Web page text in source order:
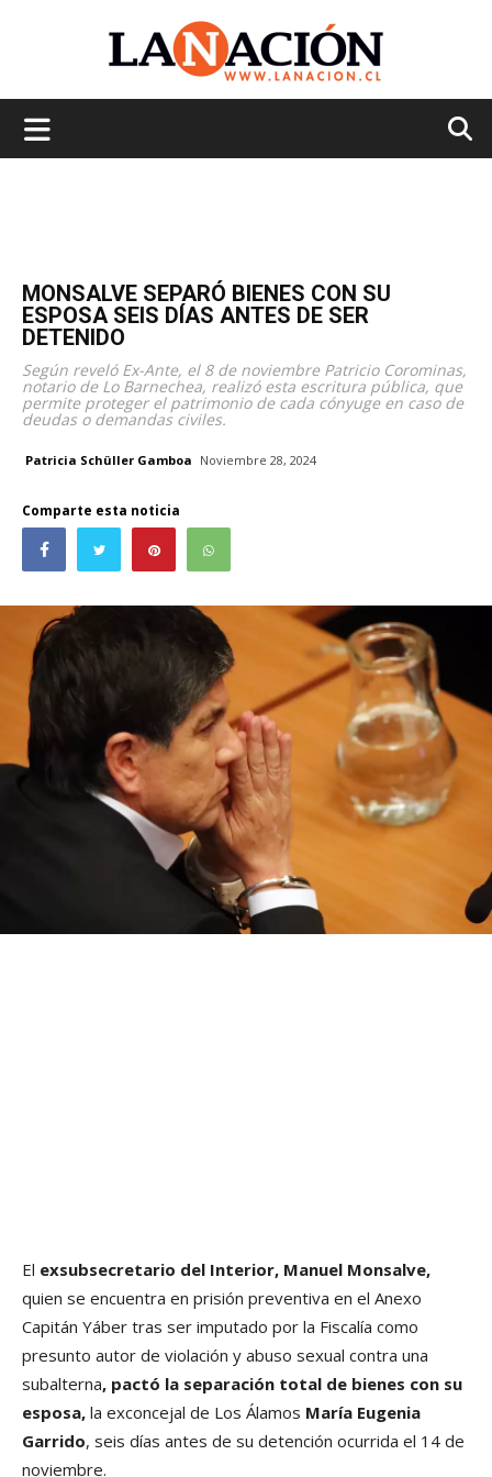
MONSALVE SEPARÓ BIENES CON SU
ESPOSA SEIS DÍAS ANTES DE SER
DETENIDO
Según reveló Ex-Ante, el 8 de noviembre Patricio Corominas,
notario de Lo Barnechea, realizó esta escritura pública, que
permite proteger el patrimonio de cada cónyuge en caso de
deudas o demandas civiles.
Patricia Schüller Gamboa Noviembre 28, 2024
Comparte esta noticia
El exsubsecretario del Interior, Manuel Monsalve,
quien se encuentra en prisión preventiva en el Anexo
Capitán Yáber tras ser imputado por la Fiscalía como
presunto autor de violación y abuso sexual contra una
subalterna, pactó la separación total de bienes con su
esposa, la exconcejal de Los Álamos María Eugenia
Garrido, seis días antes de su detención ocurrida el 14 de
noviembre.